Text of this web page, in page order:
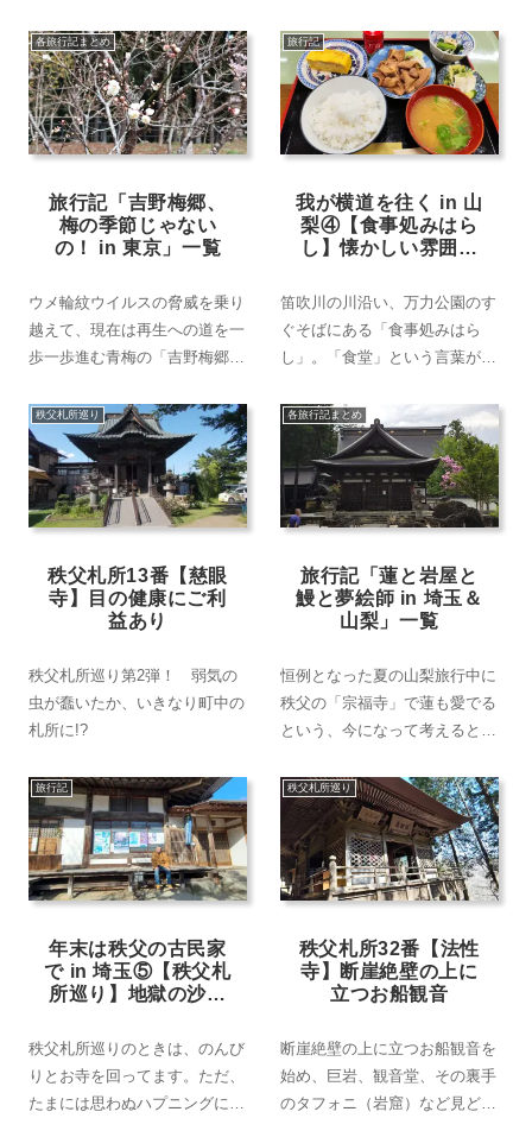
にまずはオドロキ！
「民宿すぎの子」で1泊。■お
出かけ日：2026年2月21日～2
月22日 ■全6回
各旅行記まとめ
旅行記「吉野梅郷、
梅の季節じゃない
の！ in 東京」一覧
ウメ輪紋ウイルスの脅威を乗り
越えて、現在は再生への道を一
歩一歩進む青梅の「吉野梅郷」
院」で愛らしい梅の花を存分に
楽しむ。■お出かけ日：2025年
3月15日 ■全2回
旅行記
我が横道を往く in 山
梨④【食事処みはら
し】懐かしい雰囲気
笛吹川の川沿い、万力公園のす
ぐそばにある「食事処みはら
し」。「食堂」という言葉がし
に大満足！
秩父札所巡り
秩父札所13番【慈眼
寺】目の健康にご利
益あり
秩父札所巡り第2弾！ 弱気の
虫が蠢いたか、いきなり町中の
札所に!?
各旅行記まとめ
旅行記「蓮と岩屋と
鰻と夢絵師 in 埼玉＆
山梨」一覧
恒例となった夏の山梨旅行中に
秩父の「宗福寺」で蓮も愛でる
という、今になって考えるとな
おかげで旅行のテーマはタイト
ルどおり大混乱!?■お出かけ
日：2025年7月25日～7月26
日 ■全7回
旅行記
年末は秩父の古民家
で in 埼玉⑤【秩父札
所巡り】地獄の沙汰
秩父札所巡りのときは、のんび
りとお寺を回ってます。ただ、
たまには思わぬハプニングに遭
秩父札所巡り
秩父札所32番【法性
寺】断崖絶壁の上に
立つお船観音
断崖絶壁の上に立つお船観音を
始め、巨岩、観音堂、その裏手
のタフォニ（岩窟）など見どこ